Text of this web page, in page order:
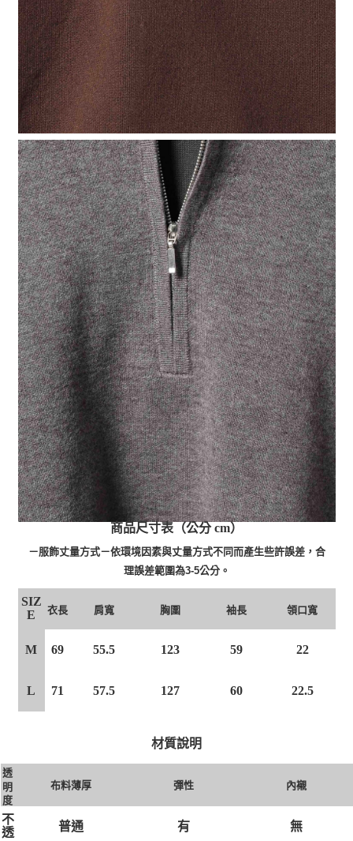
商品尺寸表（公分 cm）
－服飾丈量方式－依環境因素與丈量方式不同而產生些許誤差，合
理誤差範圍為3-5公分。
SIZ
E
衣長 肩寬 胸圍 袖長 領口寬
M 69 55.5 123 59 22
L 71 57.5 127 60 22.5
材質說明
透
明
度
布料薄厚 彈性 內襯
不
透
普通 有 無